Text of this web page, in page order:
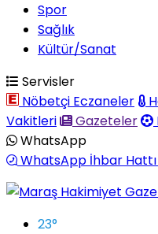
Spor
Sağlık
Kültür/Sanat
Servisler
Nöbetçi Eczaneler
Vakitleri
Gazeteler
WhatsApp
WhatsApp İhbar Hattı
23°